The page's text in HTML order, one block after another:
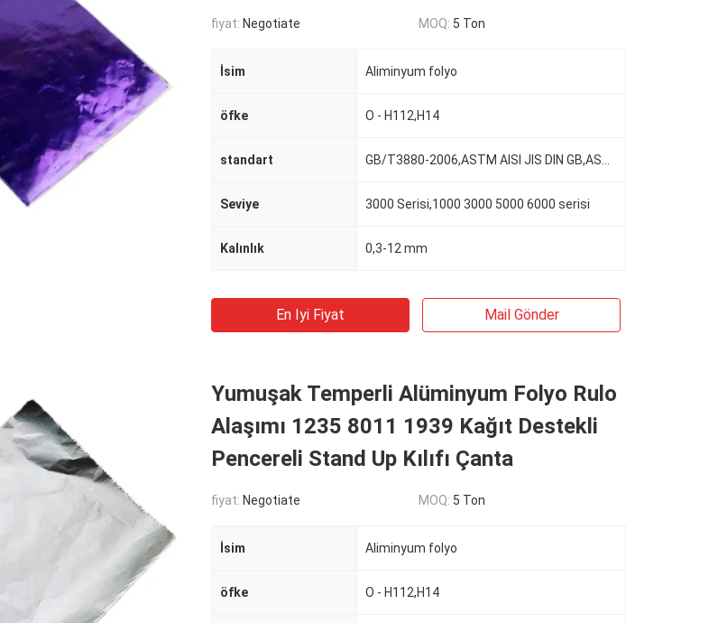
fiyat: Negotiate MOQ: 5 Ton
İsim Aliminyum folyo
öfke O - H112,H14
standart
Seviye 3000 Serisi,1000 3000 5000 6000 serisi
Kalınlık 0,3-12 mm
En Iyi Fiyat Mail Gönder
Yumuşak Temperli Alüminyum Folyo Rulo
Alaşımı 1235 8011 1939 Kağıt Destekli
Pencereli Stand Up Kılıfı Çanta
fiyat: Negotiate MOQ: 5 Ton
İsim Aliminyum folyo
öfke O - H112,H14